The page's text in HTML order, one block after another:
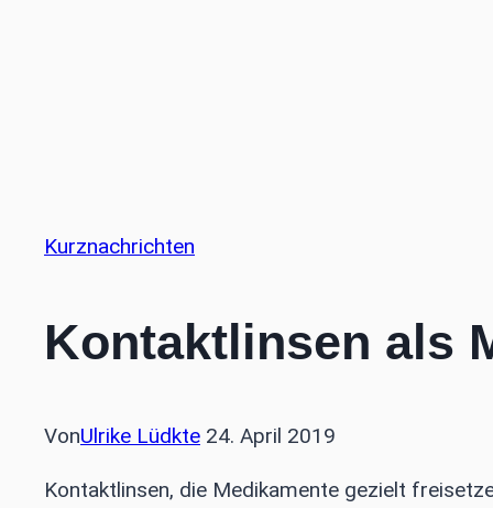
Kurznachrichten
Kontaktlinsen als
VonUlrike Lüdkte 24. April 2019
Kontaktlinsen, die Medikamente gezielt